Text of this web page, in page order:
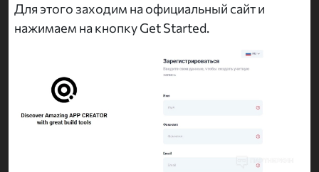
Для этого заходим на официальный сайт и
нажимаем на кнопку Get Started.